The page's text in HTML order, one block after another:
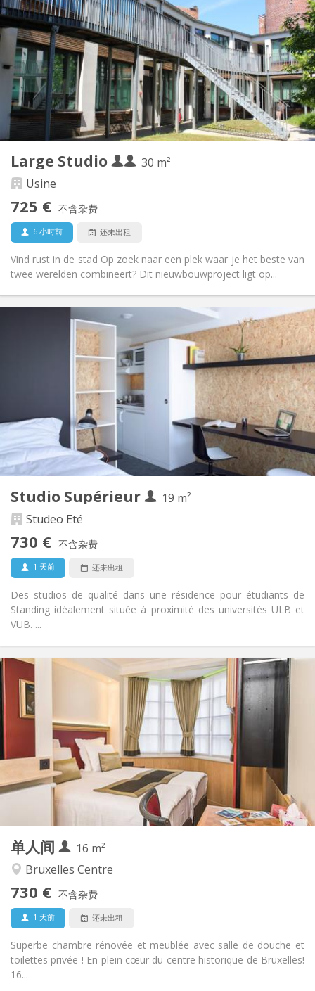
Large Studio
30 m²
Usine
725 € 不含杂费
6 小时前 还未出租
Vind rust in de stad Op zoek naar een plek waar je het beste van
twee werelden combineert? Dit nieuwbouwproject ligt op...
租金:
725 € (1 个人)
水电费:
138 € (1 个人)
租期:
12个月
住房登记:
否
布局
浴室:
独立
厨房:
房间内
面积:
30 m
2
私人房间:
1
Studio Supérieur
19 m²
Studeo Eté
730 € 不含杂费
1 天前 还未出租
Des studios de qualité dans une résidence pour étudiants de
Standing idéalement située à proximité des universités ULB et
VUB. ...
实用信息
租金:
730 €
水电费:
240 €
租期:
12个月, 10个月
住房登记:
否
布局
浴室:
独立
厨房:
房间内
面积:
19 m
私人房间:
1
单人间
16 m²
Bruxelles Centre
730 € 不含杂费
1 天前 还未出租
Superbe chambre rénovée et meublée avec salle de douche et
toilettes privée ! En plein cœur du centre historique de Bruxelles!
16...
实用信息
租金:
730 €
水电费:
0 €
租期:
住房登记:
可登记
布局
浴室:
独立
厨房:
房间内
面积:
16 m
私人房间:
1